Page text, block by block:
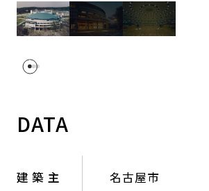
DATA
建 築 主 名古屋市